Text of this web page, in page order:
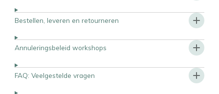
Bestellen, leveren en retourneren
Annuleringsbeleid workshops
FAQ: Veelgestelde vragen